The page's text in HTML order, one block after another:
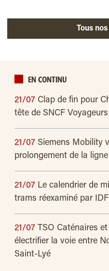
Tous
EN CONTINU
21/07 Clap de fin pour
tête de SNCF Voyageurs
21/07 Siemens Mobility
prolongement de la
21/07 Le calendrier de
trams réexaminé par
21/07 TSO Caténaires
électrifier la voie entre
Saint-Lyé